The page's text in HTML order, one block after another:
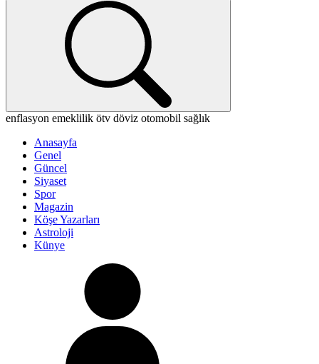
enflasyon emeklilik ötv döviz otomobil sağlık
Anasayfa
Genel
Güncel
Siyaset
Spor
Magazin
Köşe Yazarları
Astroloji
Künye